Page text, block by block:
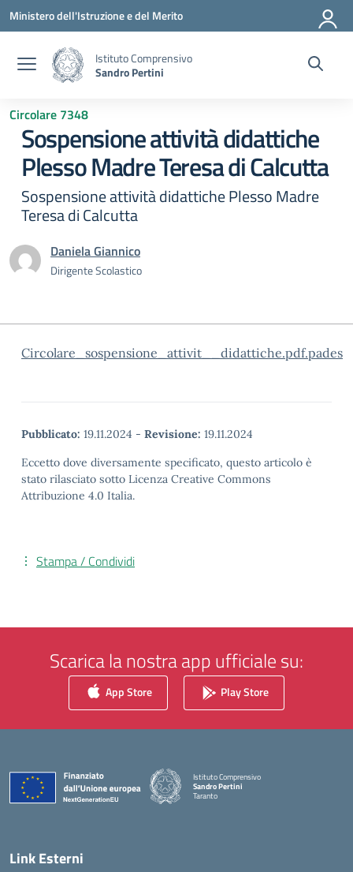
Vai ai contenuti
Vai al menu di navigazione
Vai al footer
Ministero dell'Istruzione e del Merito
Istituto Comprensivo
Sandro Pertini
Circolare 7348
Sospensione attività didattiche
Plesso Madre Teresa di Calcutta
Sospensione attività didattiche Plesso Madre
Teresa di Calcutta
Daniela Giannico
Dirigente Scolastico
Circolare_sospensione_attivit__didattiche.pdf.pades
Pubblicato: 19.11.2024 - Revisione: 19.11.2024
Eccetto dove diversamente specificato, questo articolo è
stato rilasciato sotto Licenza Creative Commons
Attribuzione 4.0 Italia.
Stampa / Condividi
Scarica la nostra app ufficiale su:
App Store Play Store
Istituto Comprensivo
Sandro Pertini
Taranto
Link Esterni